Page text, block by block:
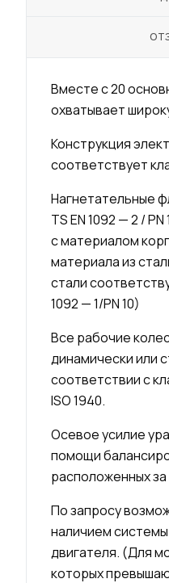
Вместе с 20
охватывает
Конструкция
соответствует
Нагнетательные
TS EN 1092 — 2 /
с материалом
материала из
стали
1092 — 1/PN 10)
Все рабочие
динамически или
соответствии с
ISO 1940.
Осевое усилие
помощи
расположенных
По запросу
наличием
двигателя. (Для
которых